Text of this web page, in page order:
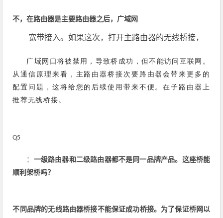
不，在路由器是主要路由器之后， 广域网
宽带接入。如果这次，打开主路由器的无线桥接，
广域网 口将被禁用，导致桥成功，但不能访问互联网。
从通信原理来看，主路由器桥接次要路由器会带来更多的
配置问题，这将给您的后续使用带来不便。在子路由器上
推荐无线桥接。
Q5
： 一级路由器和二级路由器都不是同一品牌产品。这座桥能
顺利架桥吗？
不同品牌的无线路由器桥接不能保证成功桥接。为了保证桥网以